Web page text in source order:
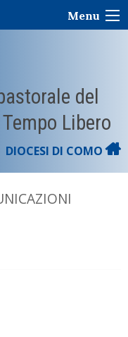
Menu
del
Libero
DIOCESI DI COMO